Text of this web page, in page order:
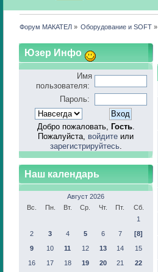
Форум МАКАТЕЛ » Оборудование и SOFT »
Юзер Инфо
Имя
пользователя:
Пароль:
Добро пожаловать, Гость.
Пожалуйста, войдите или
зарегистрируйтесь.
Наш календарь
Август 2026
Вс.
Пн. Вт. Ср. Чт. Пт.
Сб.
1
2
3 4 5 6 7
[8]
9
10 11 12 13 14
15
16
17 18 19 20 21
22